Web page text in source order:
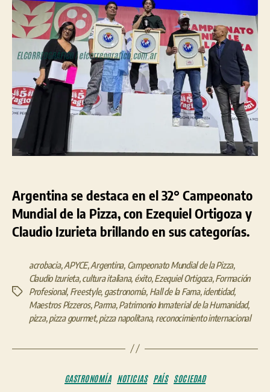
mundial
en
el
Campeonato
de
la
Pizza
en
Parma
Argentina se destaca en el 32° Campeonato
Mundial de la Pizza, con Ezequiel Ortigoza y
Claudio Izurieta brillando en sus categorías.
Etiquetas
acrobacia,APYCE,Argentina, Campeonato Mundial de la Pizza,
Claudio Izurieta,cultura italiana, éxito,Ezequiel Ortigoza,Formación
Profesional, Freestyle, gastronomía, Hall de la Fama,identidad,
Maestros Pizzeros,Parma,Patrimonio Inmaterial de la Humanidad,
pizza,pizza gourmet,pizza napolitana, reconocimiento internacional
Categorías
GASTRONOMÍA NOTICIAS PAÍS SOCIEDAD